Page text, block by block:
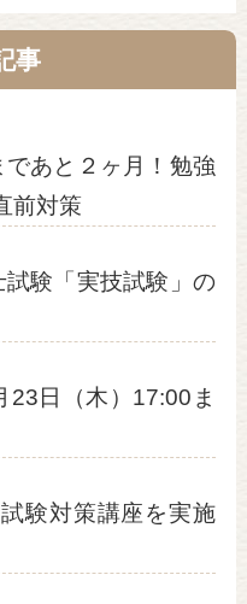
事
あと２ヶ月！勉強
前対策
験「実技試験」の
23日（木）17:00ま
験対策講座を実施